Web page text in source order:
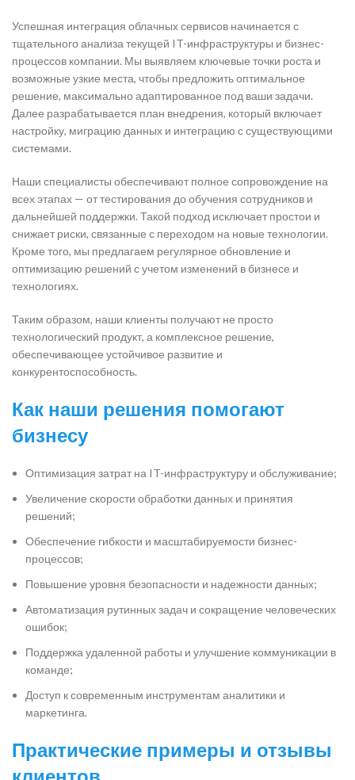
Успешная интеграция облачных сервисов начинается с
тщательного анализа текущей IT-инфраструктуры и бизнес-
процессов компании. Мы выявляем ключевые точки роста и
возможные узкие места, чтобы предложить оптимальное
решение, максимально адаптированное под ваши задачи.
Далее разрабатывается план внедрения, который включает
настройку, миграцию данных и интеграцию с существующими
системами.
Наши специалисты обеспечивают полное сопровождение на
всех этапах — от тестирования до обучения сотрудников и
дальнейшей поддержки. Такой подход исключает простои и
снижает риски, связанные с переходом на новые технологии.
Кроме того, мы предлагаем регулярное обновление и
оптимизацию решений с учетом изменений в бизнесе и
технологиях.
Таким образом, наши клиенты получают не просто
технологический продукт, а комплексное решение,
обеспечивающее устойчивое развитие и
конкурентоспособность.
Как наши решения помогают
бизнесу
Оптимизация затрат на IT-инфраструктуру и обслуживание;
Увеличение скорости обработки данных и принятия
решений;
Обеспечение гибкости и масштабируемости бизнес-
процессов;
Повышение уровня безопасности и надежности данных;
Автоматизация рутинных задач и сокращение человеческих
ошибок;
Поддержка удаленной работы и улучшение коммуникации в
команде;
Доступ к современным инструментам аналитики и
маркетинга.
Практические примеры и отзывы